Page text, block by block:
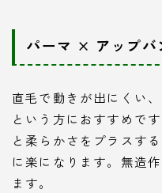
パーマ × アップバ
直毛で動きが出にくい
という方におすすめで
と柔らかさをプラスす
に楽になります。無造
ます。